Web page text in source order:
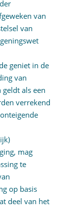
van
van
geniet in de
van
als een
verrekend
mag
te
op basis
deel van het